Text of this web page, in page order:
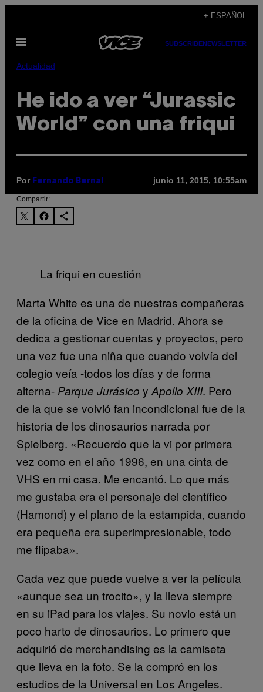
contenido
+ ESPAÑOL
Abrir
SUBSCRIBENEWSLETTER
Actualidad
He ido a ver “Jurassic
World” con una friqui
Por Fernando Bernal junio 11, 2015, 10:55am
Compartir:
La friqui en cuestión
Marta White es una de nuestras compañeras
de la oficina de Vice en Madrid. Ahora se
dedica a gestionar cuentas y proyectos, pero
una vez fue una niña que cuando volvía del
colegio veía -todos los días y de forma
alterna- Parque Jurásico y Apollo XIII. Pero
de la que se volvió fan incondicional fue de la
historia de los dinosaurios narrada por
Spielberg. «Recuerdo que la vi por primera
vez como en el año 1996, en una cinta de
VHS en mi casa. Me encantó. Lo que más
me gustaba era el personaje del científico
(Hamond) y el plano de la estampida, cuando
era pequeña era superimpresionable, todo
me flipaba».
Cada vez que puede vuelve a ver la película
«aunque sea un trocito», y la lleva siempre
en su iPad para los viajes. Su novio está un
poco harto de dinosaurios. Lo primero que
adquirió de merchandising es la camiseta
que lleva en la foto. Se la compró en los
estudios de la Universal en Los Angeles.